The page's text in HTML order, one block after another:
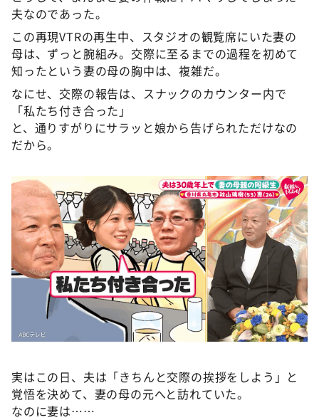
夫なのであった。
この再現VTRの再生中、スタジオの観覧席にいた妻の
母は、ずっと腕組み。交際に至るまでの過程を初めて
知ったという妻の母の胸中は、複雑だ。
なにせ、交際の報告は、スナックのカウンター内で
「私たち付き合った」
と、通りすがりにサラッと娘から告げられただけなの
だから。
実はこの日、夫は「きちんと交際の挨拶をしよう」と
覚悟を決めて、妻の母の元へと訪れていた。
なのに妻は……